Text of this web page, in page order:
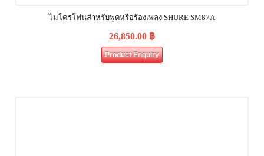
ไมโครโฟนสำหรับพูดหรือร้องเพลง SHURE SM87A
26,850.00 ฿
Product Enquiry